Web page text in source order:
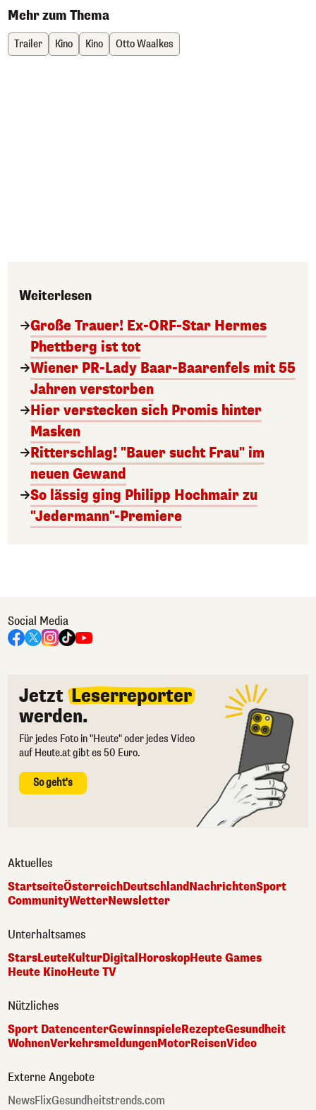
Mehr zum Thema
Trailer Kino Kino Otto Waalkes
Weiterlesen
Große Trauer! Ex-ORF-Star Hermes
Phettberg ist tot
Wiener PR-Lady Baar-Baarenfels mit 55
Jahren verstorben
Hier verstecken sich Promis hinter
Masken
Ritterschlag! "Bauer sucht Frau" im
neuen Gewand
So lässig ging Philipp Hochmair zu
"Jedermann"-Premiere
Social Media
Jetzt Leserreporter
werden.
Für jedes Foto in "Heute" oder jedes Video
auf Heute.at gibt es 50 Euro.
So geht's
Aktuelles
StartseiteÖsterreichDeutschlandNachrichtenSport
CommunityWetterNewsletter
Unterhaltsames
StarsLeuteKulturDigital HoroskopHeute Games
Heute KinoHeute TV
Nützliches
Sport DatencenterGewinnspieleRezepteGesundheit
WohnenVerkehrsmeldungenMotorReisenVideo
Externe Angebote
NewsFlixGesundheitstrends.com